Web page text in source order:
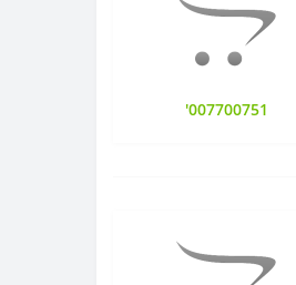
'007700751